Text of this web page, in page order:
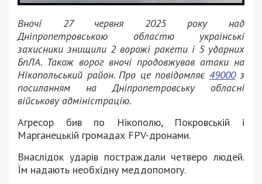
Вночі 27 червня 2025 року над
Дніпропетровською областю українські
захисники знищили 2 ворожі ракети і 5 ударних
БпЛА. Також ворог вночі продовжував атаки на
Нікопольський район. Про це повідомляє 49000з
посиланням на Дніпропетровську обласні
військову адміністрацію.
Агресор бив по Нікополю, Покровській і
Марганецькій громадах FPV-дронами.
Внаслідок ударів постраждали четверо людей.
Їм надають необхідну меддопомогу.